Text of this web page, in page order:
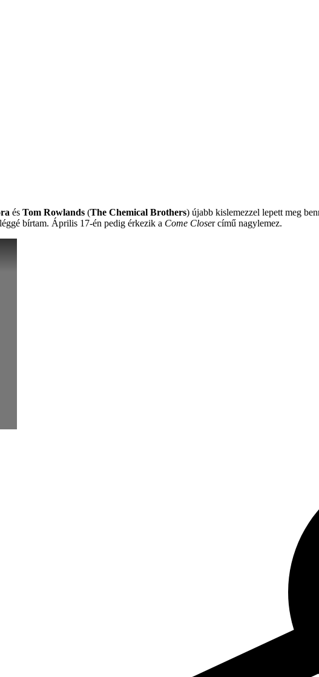
és Tom Rowlands (The Chemical Brothers) újabb kislemezzel lepett meg
bírtam. Április 17-én pedig érkezik a Come Closer című nagylemez.